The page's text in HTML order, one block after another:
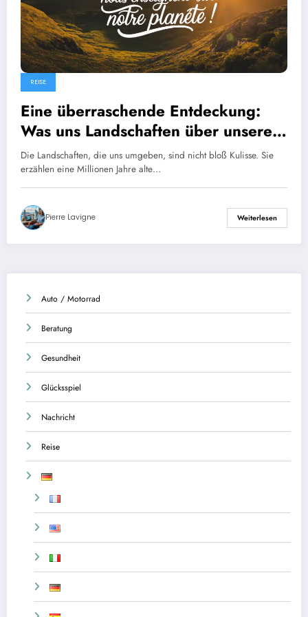
REISE
Eine überraschende Entdeckung:
Was uns Landschaften über unseren
Planeten lehren!
Die Landschaften, die uns umgeben, sind nicht bloß Kulisse. Sie
erzählen eine Millionen Jahre alte…
Pierre Lavigne Weiterlesen
Auto / Motorrad
Beratung
Gesundheit
Glücksspiel
Nachricht
Reise